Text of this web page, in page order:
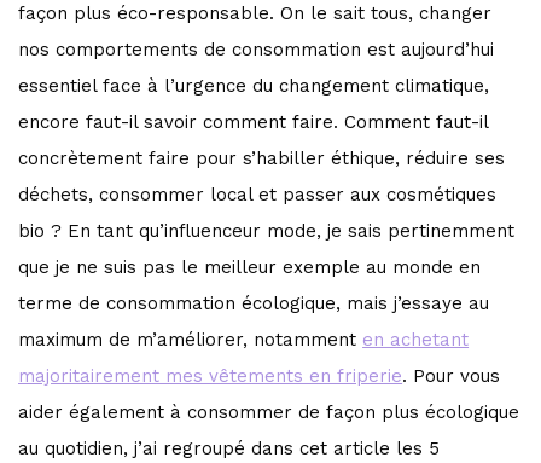
façon plus éco-responsable. On le sait tous, changer
nos comportements de consommation est aujourd’hui
essentiel face à l’urgence du changement climatique,
encore faut-il savoir comment faire. Comment faut-il
concrètement faire pour s’habiller éthique, réduire ses
déchets, consommer local et passer aux cosmétiques
bio ? En tant qu’influenceur mode, je sais pertinemment
que je ne suis pas le meilleur exemple au monde en
terme de consommation écologique, mais j’essaye au
maximum de m’améliorer, notamment en achetant
majoritairement mes vêtements en friperie. Pour vous
aider également à consommer de façon plus écologique
au quotidien, j’ai regroupé dans cet article les 5